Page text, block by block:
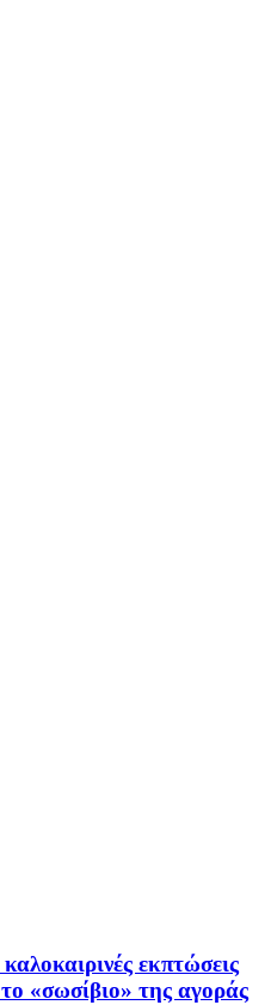
εκπτώσεις
«σωσίβιο» της αγοράς